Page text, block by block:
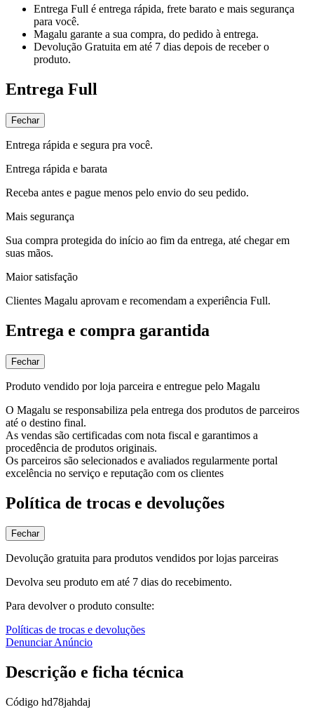
Entrega Full é entrega rápida, frete barato e mais segurança
para você.
Magalu garante a sua compra, do pedido à entrega.
Devolução Gratuita em até 7 dias depois de receber o
produto.
Entrega Full
Fechar
Entrega rápida e segura pra você.
Entrega rápida e barata
Receba antes e pague menos pelo envio do seu pedido.
Mais segurança
Sua compra protegida do início ao fim da entrega, até chegar em
suas mãos.
Maior satisfação
Clientes Magalu aprovam e recomendam a experiência Full.
Entrega e compra garantida
Fechar
Produto vendido por loja parceira e entregue pelo Magalu
O Magalu se responsabiliza pela entrega dos produtos de parceiros
até o destino final.
As vendas são certificadas com nota fiscal e garantimos a
procedência de produtos originais.
Os parceiros são selecionados e avaliados regularmente portal
excelência no serviço e reputação com os clientes
Política de trocas e devoluções
Fechar
Devolução gratuita para produtos vendidos por lojas parceiras
Devolva seu produto em até 7 dias do recebimento.
Para devolver o produto consulte:
Políticas de trocas e devoluções
Denunciar Anúncio
Descrição e ficha técnica
Código hd78jahdaj